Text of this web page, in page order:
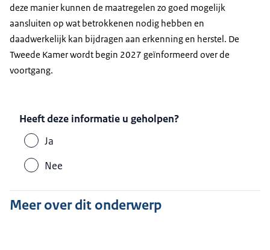
deze manier kunnen de maatregelen zo goed mogelijk
aansluiten op wat betrokkenen nodig hebben en
daadwerkelijk kan bijdragen aan erkenning en herstel. De
Tweede Kamer wordt begin 2027 geïnformeerd over de
voortgang.
Heeft deze informatie u geholpen?
Ja
Nee
Meer over dit onderwerp